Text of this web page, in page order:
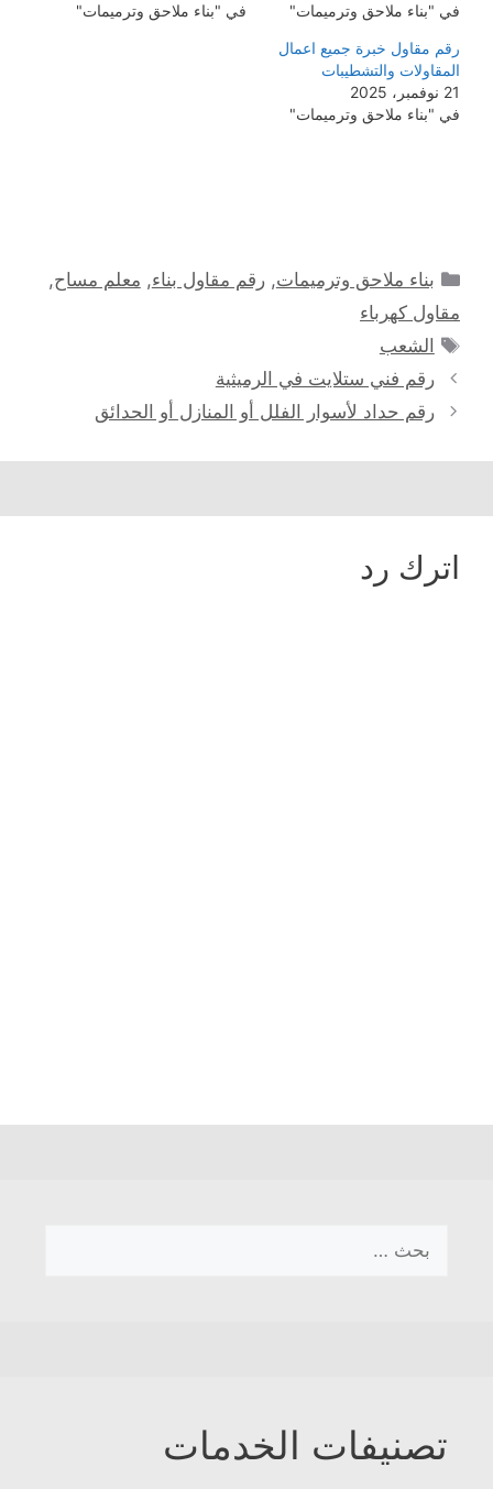
في "بناء ملاحق وترميمات"
في "بناء ملاحق وترميمات"
رقم مقاول خبرة جميع اعمال
المقاولات والتشطيبات
21 نوفمبر، 2025
في "بناء ملاحق وترميمات"
التصنيفات
بناء ملاحق وترميمات,رقم مقاول بناء, معلم مساح,
مقاول كهرباء
الوسوم
الشعب
رقم فني ستلايت في الرميثية
رقم حداد لأسوار الفلل أو المنازل أو الحدائق
اترك رد
عن:
تصنيفات الخدمات